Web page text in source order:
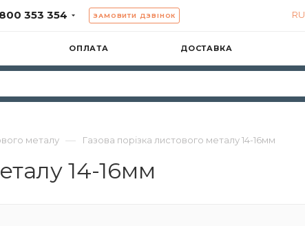
353 354 ЗАМОВИТИ ДЗВІНОК RU
ОПЛАТА ДОСТАВКА
металу — Газова порізка листового металу 14-16мм
14-16мм